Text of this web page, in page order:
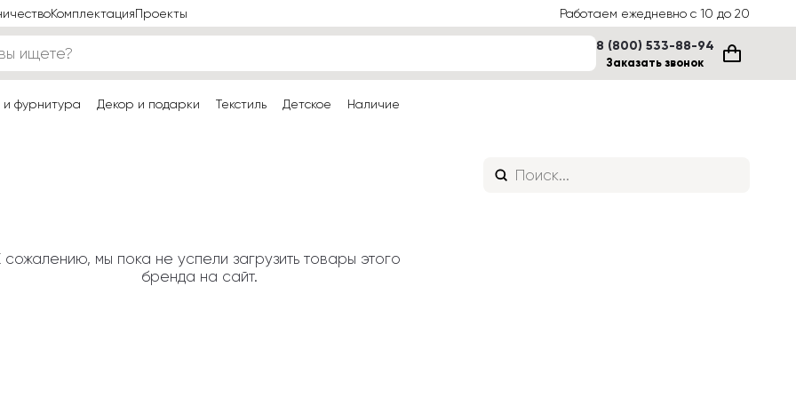
КомплектацияПроекты Работаем ежедневно с 10 до 20
8 (800) 533-88-94
Заказать звонок
фурнитура Декор и подарки Текстиль Детское Наличие
сожалению, мы пока не успели загрузить товары этого
бренда на сайт.